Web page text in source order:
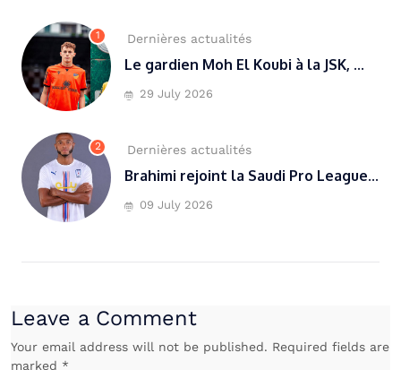
1 Dernières actualités
Le gardien Moh El Koubi à la JSK, ...
29 July 2026
2 Dernières actualités
Brahimi rejoint la Saudi Pro League...
09 July 2026
Leave a Comment
Your email address will not be published. Required fields are
marked *